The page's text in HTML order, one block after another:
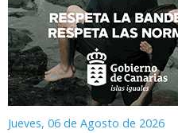
Jueves, 06 de Agosto de 2026